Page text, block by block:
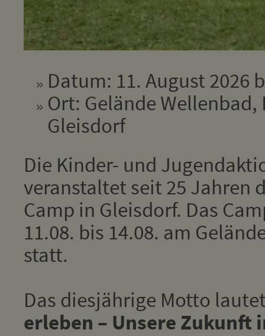
Datum: 11. August 2026
Ort: Gelände Wellenbad,
Gleisdorf
Die Kinder- und
veranstaltet seit 25 Jahren
Camp in Gleisdorf. Das
11.08. bis 14.08. am
statt.
Das diesjährige Motto
erleben – Unsere Zukunft